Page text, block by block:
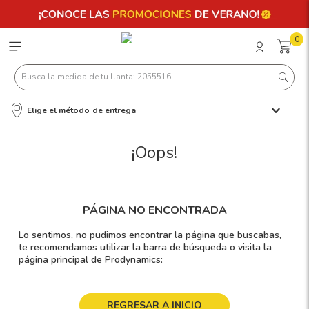
0
Busca la medida de tu llanta: 2055516
Elige el método de entrega
¡Oops!
PÁGINA NO ENCONTRADA
Lo sentimos, no pudimos encontrar la página que buscabas,
te recomendamos utilizar la barra de búsqueda o visita la
página principal de Prodynamics:
REGRESAR A INICIO
Términos más buscados
2
4.215
5.205
6.